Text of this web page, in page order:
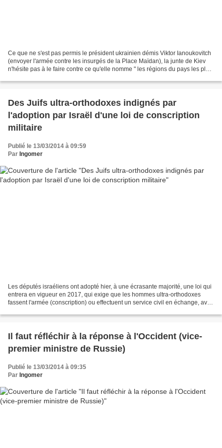
Ce que ne s'est pas permis le président ukrainien démis Viktor Ianoukovitch
(envoyer l'armée contre les insurgés de la Place Maïdan), la junte de Kiev
n'hésite pas à le faire contre ce qu'elle nomme " les régions du pays les plus
Des Juifs ultra-orthodoxes indignés par
l'adoption par Israël d'une loi de conscription
militaire
Publié le 13/03/2014 à 09:59
Par Ingomer
Les députés israéliens ont adopté hier, à une écrasante majorité, une loi qui
entrera en vigueur en 2017, qui exige que les hommes ultra-orthodoxes
fassent l'armée (conscription) ou effectuent un service civil en échange, avec
Il faut réfléchir à la réponse à l'Occident (vice-
premier ministre de Russie)
Publié le 13/03/2014 à 09:35
Par Ingomer